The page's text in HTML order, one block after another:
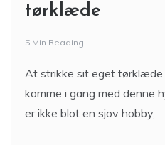
tørklæde
5 Min Reading
At strikke sit eget
komme i gang med denne
er ikke blot en sjov hobby,